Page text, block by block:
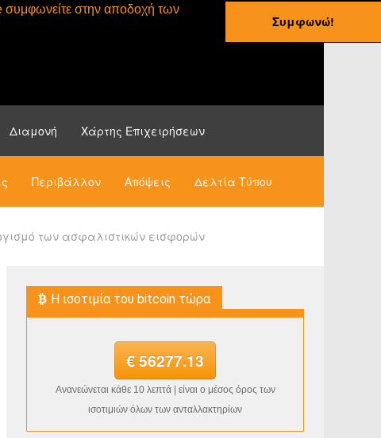
συμφωνείτε στην αποδοχή των
Συμφωνώ!
Διαμονή Χάρτης Επιχειρήσεων
Περιβάλλον Απόψεις Δελτία Τύπου
των ασφαλιστικών εισφορών
H ισοτιμία του bitcoin τώρα
€ 56277.13
Ανανεώνεται κάθε 10 λεπτά | είναι ο μέσος όρος των
ισοτιμιών όλων των ανταλλακτηρίων